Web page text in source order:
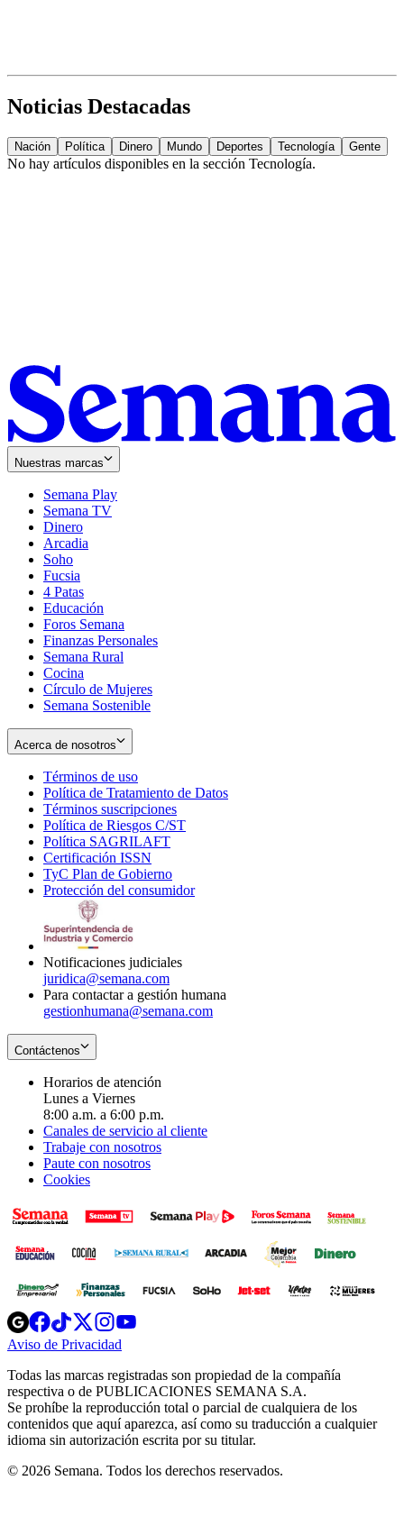
Noticias Destacadas
Nación Política Dinero Mundo Deportes Tecnología Gente
No hay artículos disponibles en la sección Tecnología.
Nuestras marcas
Semana Play
Semana TV
Dinero
Arcadia
Soho
in
new
window
Fucsia
in
new
window
4 Patas
Educación
Foros Semana
Finanzas Personales
Semana Rural
Cocina
Círculo de Mujeres
Semana Sostenible
Acerca de nosotros
Términos de uso
in
new
window
Política de Tratamiento de Datos
Términos suscripciones
in
Política de Riesgos C/ST
Política SAGRILAFT
new
window
Certificación ISSN
in
new
TyC Plan de Gobierno
in
Protección del consumidorOpens
Notificaciones judiciales
juridica@semana.com
Para contactar a gestión humana
gestionhumana@semana.com
Contáctenos
Horarios de atención
Lunes a Viernes
8:00 a.m. a 6:00 p.m.
Canales de servicio al cliente
Trabaje con nosotros
Paute con nosotros
Cookies
Opens
in
new
Opens
in
new
Opens
in
new
window
Opens
new
windowwindow
Aviso de Privacidad
new
window
Todas las marcas registradas son propiedad de la compañía
respectiva o de PUBLICACIONES SEMANA S.A.
Se prohíbe la reproducción total o parcial de cualquiera de los
contenidos que aquí aparezca, así como su traducción a cualquier
idioma sin autorización escrita por su titular.
© 2026 Semana. Todos los derechos reservados.